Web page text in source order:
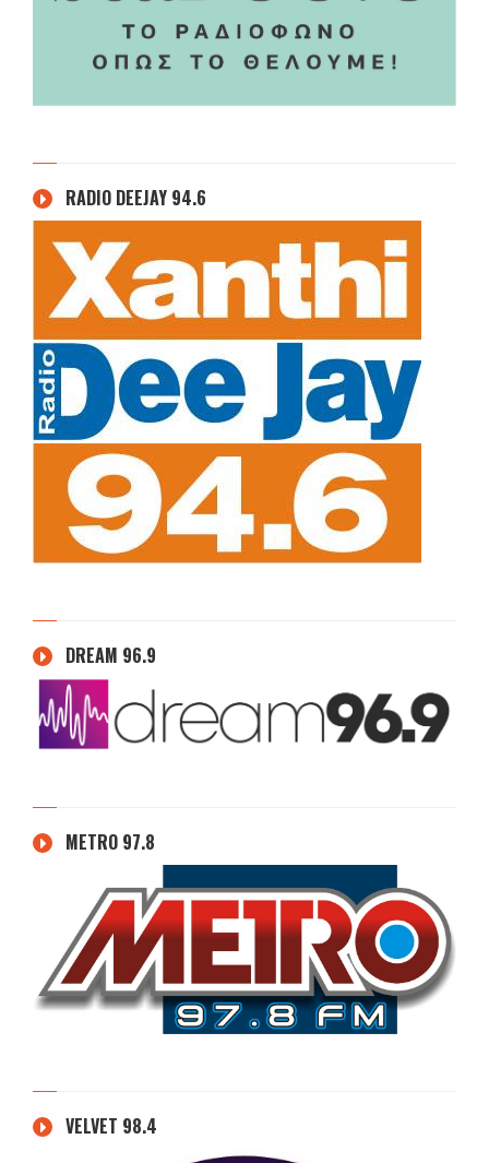
RADIO DEEJAY 94.6
DREAM 96.9
METRO 97.8
VELVET 98.4